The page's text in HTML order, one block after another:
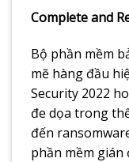
Complete and
Bộ phần mềm
mẽ hàng đầu
Security 2022
đe dọa trong
đến
phần mềm gián